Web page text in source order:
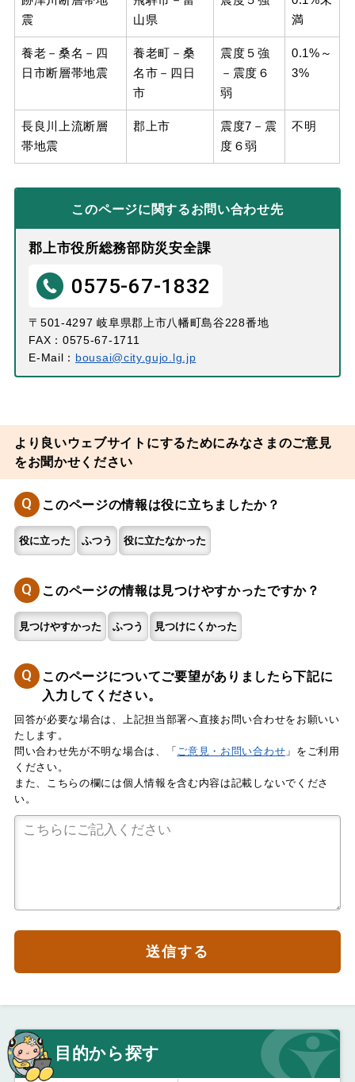
震
山県
満
養老－桑名－四
日市断層帯地震
養老町－桑
名市－四日
市
震度５強
－震度６
弱
0.1%～
3%
長良川上流断層
帯地震
郡上市
震度7－震
度６弱
不明
このページに関するお問い合わせ先
郡上市役所総務部防災安全課
0575-67-1832
〒501-4297 岐阜県郡上市八幡町島谷228番地
FAX：0575-67-1711
E-Mail： bousai@city.gujo.lg.jp
より良いウェブサイトにするためにみなさまのご意見
をお聞かせください
Q このページの情報は役に立ちましたか？
役に立った ふつう 役に立たなかった
Q このページの情報は見つけやすかったですか？
見つけやすかった ふつう 見つけにくかった
Q
このページについてご要望がありましたら下記に
入力してください。
回答が必要な場合は、上記担当部署へ直接お問い合わせをお願いい
たします。
問い合わせ先が不明な場合は、「 ご意見・お問い合わせ 」をご利用
ください。
また、こちらの欄には個人情報を含む内容は記載しないでくださ
い。
送信する
目的から探す